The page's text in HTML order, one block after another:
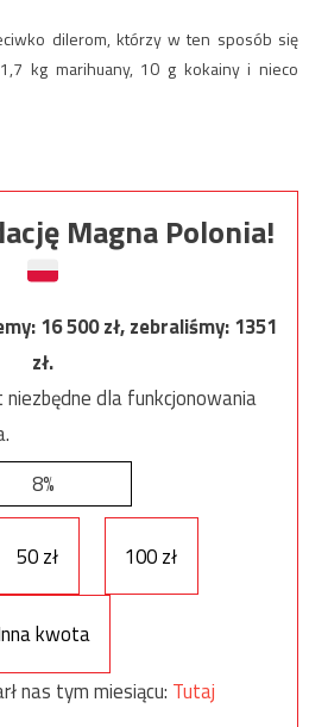
dilerom, którzy w ten sposób się
kg marihuany, 10 g kokainy i nieco
Magna Polonia!
16 500zł, zebraliśmy:1351
zł.
dla funkcjonowania
8%
50 zł 100 zł
kwota
nas tym miesiącu: Tutaj